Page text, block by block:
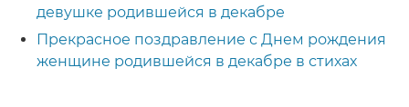
девушке родившейся в декабре
Прекрасное поздравление с Днем рождения
женщине родившейся в декабре в стихах